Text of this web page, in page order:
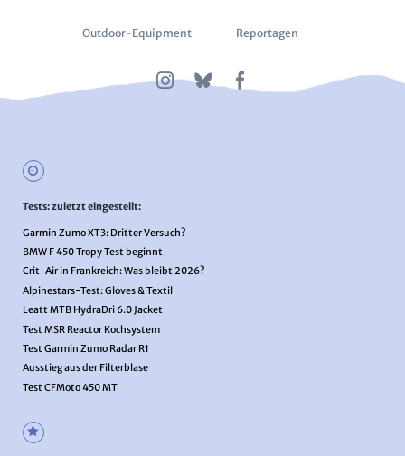
Outdoor-Equipment Reportagen
Tests: zuletzt eingestellt:
Garmin Zumo XT3: Dritter Versuch?
BMW F 450 Tropy Test beginnt
Crit-Air in Frankreich: Was bleibt 2026?
Alpinestars-Test: Gloves & Textil
Leatt MTB HydraDri 6.0 Jacket
Test MSR Reactor Kochsystem
Test Garmin Zumo Radar R1
Ausstieg aus der Filterblase
Test CFMoto 450 MT